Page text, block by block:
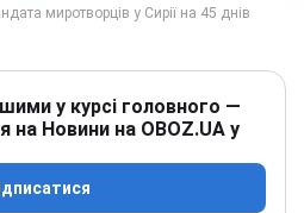
у курсі головного —
на Новини на OBOZ.UA у